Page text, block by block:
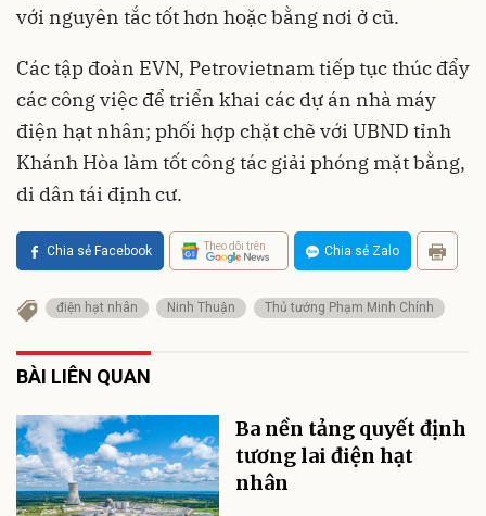
với nguyên tắc tốt hơn hoặc bằng nơi ở cũ.
Các tập đoàn EVN, Petrovietnam tiếp tục thúc đẩy
các công việc để triển khai các dự án nhà máy
điện hạt nhân; phối hợp chặt chẽ với UBND tỉnh
Khánh Hòa làm tốt công tác giải phóng mặt bằng,
di dân tái định cư.
Chia sẻ Facebook Theo dõi trên Chia sẻ Zalo
điện hạt nhân Ninh Thuận Thủ tướng Phạm Minh Chính
BÀI LIÊN QUAN
Ba nền tảng quyết định
tương lai điện hạt
nhân